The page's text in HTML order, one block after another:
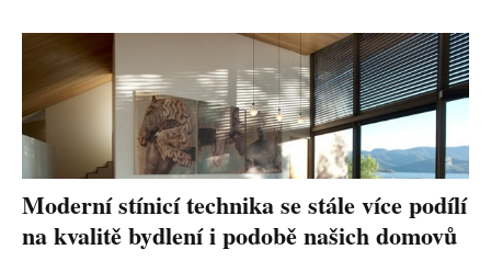
Moderní stínicí technika se stále více podílí
na kvalitě bydlení i podobě našich domovů